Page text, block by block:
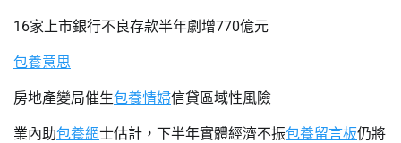
16家上市銀行不良存款半年劇增770億元
包養意思
房地產變局催生包養情婦信貸區域性風險
業內助包養網士估計，下半年實體經濟不振包養留言板仍將